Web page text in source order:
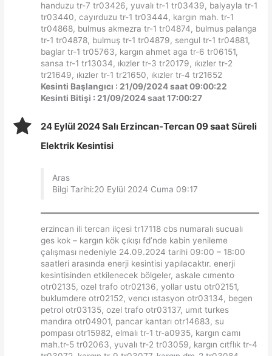
handuzu tr-7 tr03426, yuvalı tr-1 tr03439, balyayla tr-1
tr03440, cayırduzu tr-1 tr03444, kargın mah. tr-1
tr04868, bulmus akmezra tr-1 tr04874, bulmus palanga
tr-1 tr04878, bulmuş tr-1 tr04879, sengul tr-1 tr04881,
baglar tr-1 tr05763, kargın ahmet aga tr-6 tr06151,
sansa tr-1 tr13034, ıkızler tr-3 tr20179, ıkızler tr-2
tr21649, ıkızler tr-1 tr21650, ıkızler tr-4 tr21652
Kesinti Başlangıcı : 21/09/2024 saat 09:00:22
Kesinti Bitişi : 21/09/2024 saat 17:00:27
24 Eylül 2024 Salı Erzincan-Tercan 09 saat Süreli
Elektrik Kesintisi
Aras
Bilgi Tarihi:20 Eylül 2024 Cuma 09:17
erzincan ili tercan ilçesi tr17118 cbs numaralı sucualı
ges kok – kargın kök çıkışı fd’nde kabin yenileme
çalışması nedeniyle 24.09.2024 tarihi 09:00 – 18:00
saatleri arasında enerji kesintisi yapılacaktır. enerji
kesintisinden etkilenecek bölgeler, askale cımento
otr02135, ozel trafo otr02136, yollar ustu otr02151,
buklumdere otr02152, verıcı ıstasyon otr03134, begen
petrol otr03135, ozel trafo otr03137, umıt turkes
mandıra otr04901, pancar kantarı otr14683, su
pompası otr15982, elmalı tr-1 tr-a0935, kargın camı
mah.tr-5 tr02063, yuvalı tr-2 tr03059, kargın cıtflık tr-4